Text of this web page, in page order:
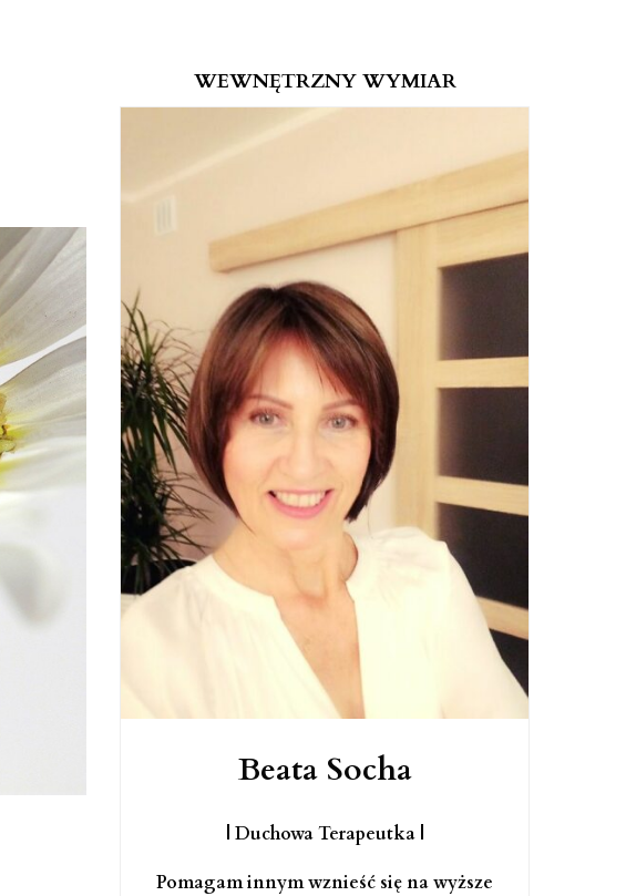
WEWNĘTRZNY WYMIAR
Beata Socha
| Duchowa Terapeutka |
Pomagam innym wznieść się na wyższe